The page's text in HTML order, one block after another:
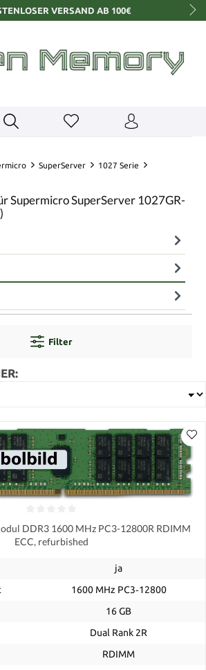
VERSAND AB 100€
SuperServer
1027 Serie
Supermicro SuperServer 1027GR-
Filter
DDR3 1600 MHz PC3-12800R RDIMM
ECC, refurbished
ja
1600 MHz PC3‑12800
16 GB
Dual Rank 2R
RDIMM